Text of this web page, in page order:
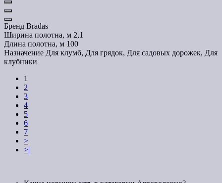
Бренд Bradas
Ширина полотна, м 2,1
Длина полотна, м 100
Назначение Для клумб, Для грядок, Для садовых дорожек, Для
клубники
1
2
3
4
5
6
7
>
>|